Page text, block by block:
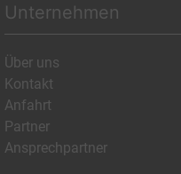
Unternehmen
Über uns
Kontakt
Anfahrt
Partner
Ansprechpartner